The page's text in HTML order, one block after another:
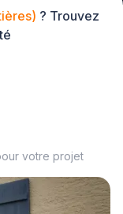
? Trouvez
votre projet